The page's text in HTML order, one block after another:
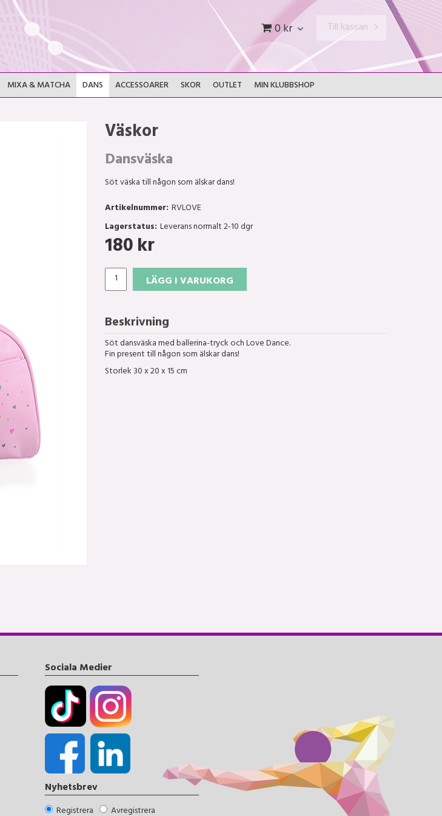
0 kr Till kassan
MIXA & MATCHA DANS ACCESSOARER SKOR OUTLET MIN KLUBBSHOP
Väskor
Dansväska
Söt väska till någon som älskar dans!
Artikelnummer: RVLOVE
Lagerstatus: Leverans normalt 2-10 dgr
180kr
LÄGG I VARUKORG
Beskrivning
Söt dansväska med ballerina-tryck och Love Dance.
Fin present till någon som älskar dans!
Storlek 30 x 20 x 15 cm
Sociala Medier
Nyhetsbrev
Registrera Avregistrera